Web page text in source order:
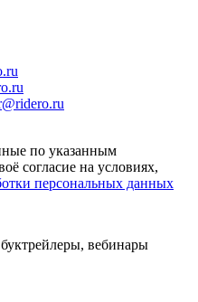
по указанным
согласие на условиях,
персональных данных
вебинары